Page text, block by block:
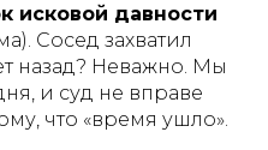
исковой давности
Сосед захватил
назад? Неважно. Мы
и суд не вправе
что «время ушло».